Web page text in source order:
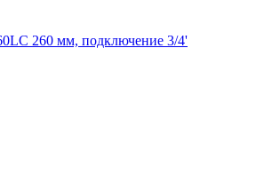
260 мм, подключение 3/4'